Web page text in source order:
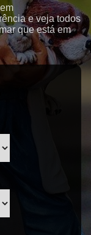
e veja todos
que está em